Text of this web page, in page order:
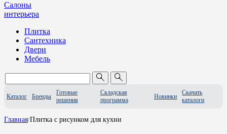
Салоны
интерьера
Плитка
Сантехника
Двери
Мебель
Каталог Бренды
Готовые
решения
Складская
программа
Новинки
Скачать
каталоги
Главная/Плитка с рисунком для кухни